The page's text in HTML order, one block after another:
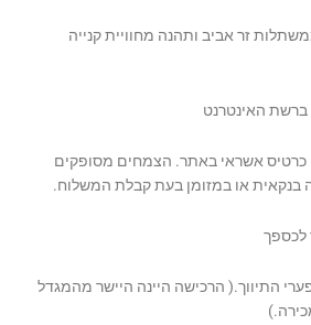
זר אביב ותהנה מחוויית קנייה
ברשת האינטרנט
כרטיס אשראי באתר. הצמחים מסופקים
בנקאית או במזומן בעת קבלת המשלוח.
לכספך
התיווך.( הרכישה היינה היישר מהמגדל